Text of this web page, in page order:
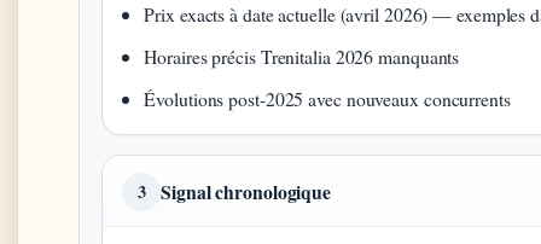
Prix exacts à date actuelle (avril 2026) — exemples
Horaires précis Trenitalia 2026 manquants
Évolutions post-2025 avec nouveaux concurrents
3 Signal chronologique